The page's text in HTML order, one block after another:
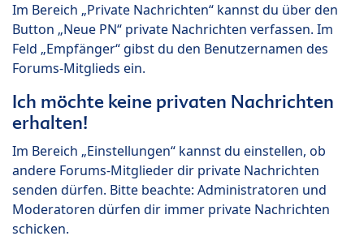
Im Bereich „Private Nachrichten“ kannst du über den
Button „Neue PN“ private Nachrichten verfassen. Im
Feld „Empfänger“ gibst du den Benutzernamen des
Forums-Mitglieds ein.
Ich möchte keine privaten Nachrichten
erhalten!
Im Bereich „Einstellungen“ kannst du einstellen, ob
andere Forums-Mitglieder dir private Nachrichten
senden dürfen. Bitte beachte: Administratoren und
Moderatoren dürfen dir immer private Nachrichten
schicken.